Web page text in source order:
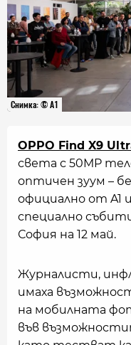
Снимка: © A1
OPPO Find X9
света с 50MP
оптичен зуум –
официално от A1
специално
София на 12 май.
Журналисти,
имаха
на мобилната
във